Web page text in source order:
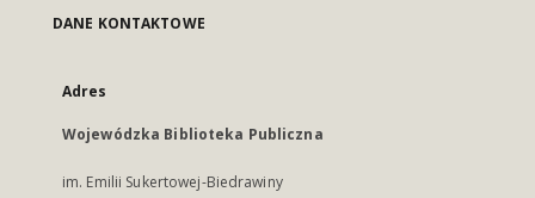
DANE KONTAKTOWE
Adres
Wojewódzka Biblioteka Publiczna
im. Emilii Sukertowej-Biedrawiny